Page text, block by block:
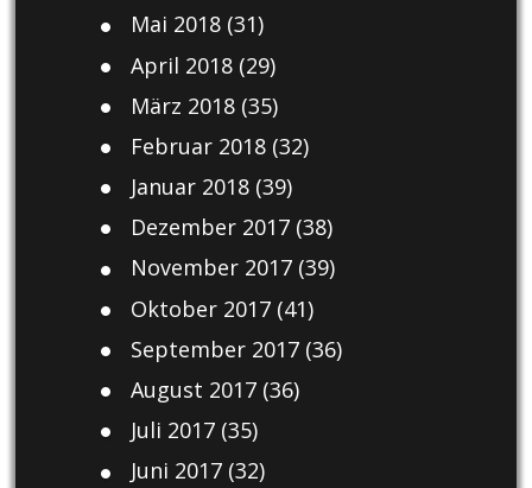
Mai 2018(31)
April 2018(29)
März 2018(35)
Februar 2018(32)
Januar 2018(39)
Dezember 2017(38)
November 2017(39)
Oktober 2017(41)
September 2017(36)
August 2017(36)
Juli 2017(35)
Juni 2017(32)